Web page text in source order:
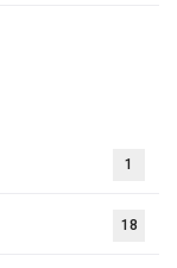
1
18